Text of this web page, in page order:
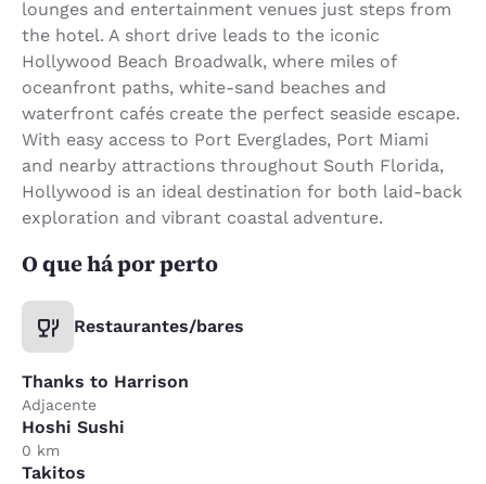
lounges and entertainment venues just steps from
the hotel. A short drive leads to the iconic
Hollywood Beach Broadwalk, where miles of
oceanfront paths, white-sand beaches and
waterfront cafés create the perfect seaside escape.
With easy access to Port Everglades, Port Miami
and nearby attractions throughout South Florida,
Hollywood is an ideal destination for both laid-back
exploration and vibrant coastal adventure.
O que há por perto
Restaurantes/bares
Thanks to Harrison
Adjacente
Hoshi Sushi
0 km
Takitos